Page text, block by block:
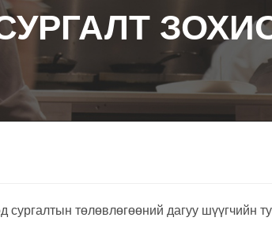
төлөвлөгөөний дагуу шүүгчийн